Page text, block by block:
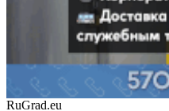
RuGrad.eu